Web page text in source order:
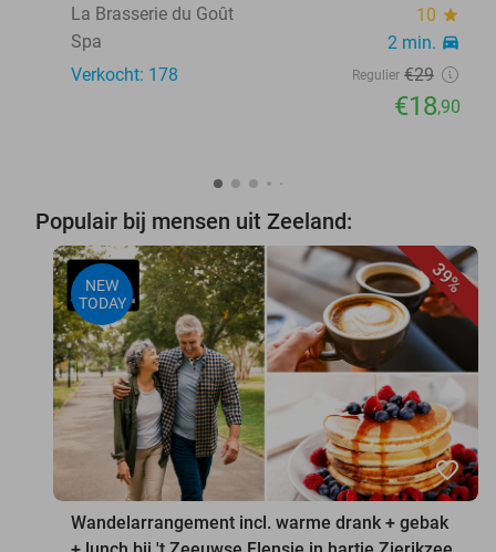
La Brasserie du Goût
10 star
Spa 2 min. directions_car
Verkocht: 178 Regulier €29
€18,90
Populair bij mensen uit Zeeland:
39%
NEW
TODAY
favorite_border
Wandelarrangement incl. warme drank + gebak